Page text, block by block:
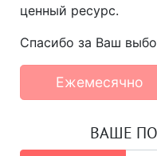
ценный ресурс.
Спасибо за Ваш
Ежемесячно
ВАШЕ